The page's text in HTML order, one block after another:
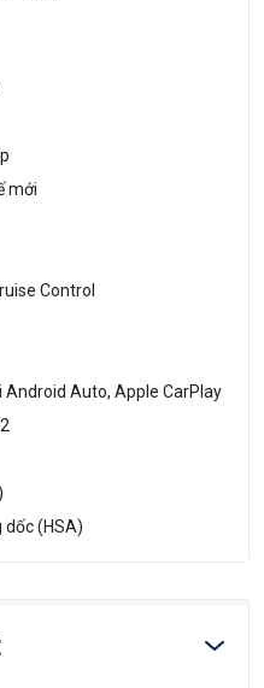
mới
Control
Auto, Apple CarPlay
dốc (HSA)